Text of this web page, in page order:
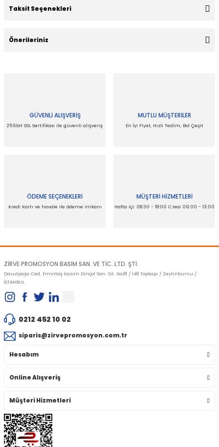
Taksit Seçenekleri
Önerileriniz
Ürün resmi kalitesiz, bozuk veya görüntülenemiyor.
GÜVENLİ ALIŞVERİŞ
256bit SSL Sertifikası ile güvenli alışveriş
MUTLU MÜŞTERİLER
En İyi Fiyat, Hızlı Teslim, Bol Çeşit
ÖDEME SEÇENEKLERİ
Kredi Kartı ve havale ile ödeme imkanı
MÜŞTERİ HİZMETLERİ
Hafta içi: 08:30 - 18:00 C.tesi 09:00 - 13:00
ZİRVE PROMOSYON BASIM SAN. VE TİC. LTD. ŞTİ.
Davutpaşa Cad. Emintaş Kazım Dinçol San. Sit. No:81 / 148 Topkapı / Zeytinburnu /
İSTANBUL
0212 452 10 02
siparis@zirvepromosyon.com.tr
Hesabım
Online Alışveriş
Müşteri Hizmetleri